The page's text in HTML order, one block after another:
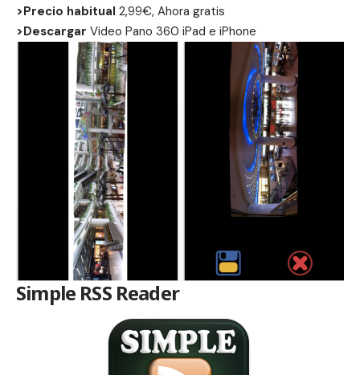
>Precio habitual 2,99€, Ahora gratis
>Descargar Video Pano 360 iPad e iPhone
Simple RSS Reader